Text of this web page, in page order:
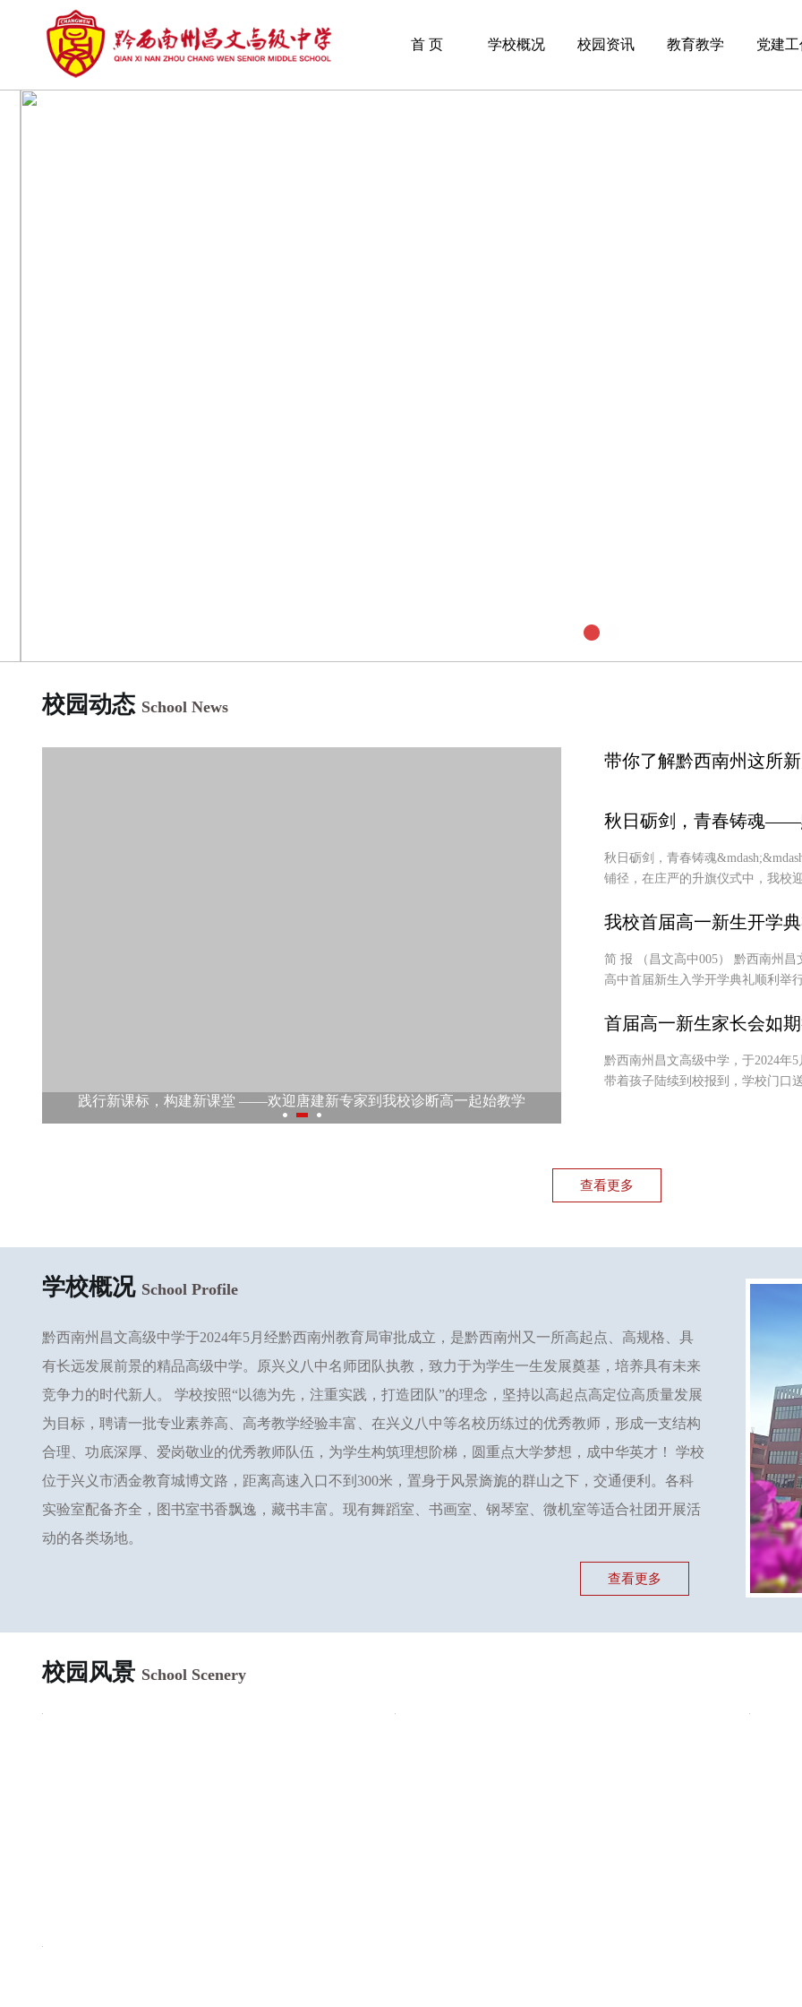
首 页 学校概况 校园资讯 教育教学 党建
校园动态 School News
践行新课标，构建新课堂 ——欢迎唐建新专家到我校诊断高一起始教学
带你了解黔西南州这所
秋日砺剑，青春铸魂——
秋日砺剑，青春铸魂
铺径，在庄严的升旗仪式中，我校
我校首届高一新生开学
简 报 （昌文高中005） 黔西南州昌
高中首届新生入学开学典礼顺利举行
首届高一新生家长会如
黔西南州昌文高级中学，于2024年
带着孩子陆续到校报到，学校门口
查看更多
学校概况 School Profile
黔西南州昌文高级中学于2024年5月经黔西南州教育局审批成立，是黔西南州又一所高起点、高规格、具
有长远发展前景的精品高级中学。原兴义八中名师团队执教，致力于为学生一生发展奠基，培养具有未来
竞争力的时代新人。 学校按照“以德为先，注重实践，打造团队”的理念，坚持以高起点高定位高质量发展
为目标，聘请一批专业素养高、高考教学经验丰富、在兴义八中等名校历练过的优秀教师，形成一支结构
合理、功底深厚、爱岗敬业的优秀教师队伍，为学生构筑理想阶梯，圆重点大学梦想，成中华英才！ 学校
位于兴义市洒金教育城博文路，距离高速入口不到300米，置身于风景旖旎的群山之下，交通便利。各科
实验室配备齐全，图书室书香飘逸，藏书丰富。现有舞蹈室、书画室、钢琴室、微机室等适合社团开展活
动的各类场地。
查看更多
校园风景 School Scenery